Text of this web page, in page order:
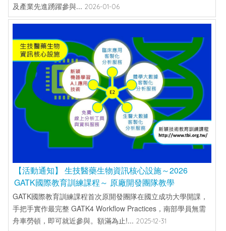
及產業先進踴躍參與... 2026-01-06
【活動通知】 生技醫藥生物資訊核心設施～2026
GATK國際教育訓練課程～ 原廠開發團隊教學
GATK國際教育訓練課程首次原開發團隊在國立成功大學開課，
手把手實作最完整 GATK4 Workflow Practices，南部學員無需
舟車勞頓，即可就近參與。額滿為止!... 2025-12-31